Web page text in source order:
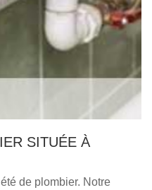
SITUÉE À
de plombier. Notre